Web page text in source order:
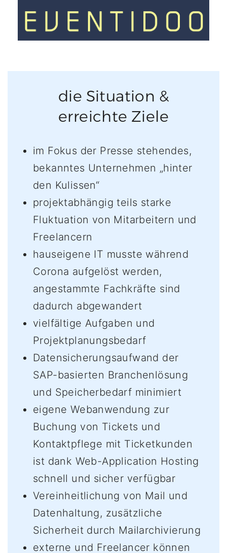
die Situation &
erreichte Ziele
im Fokus der Presse stehendes,
bekanntes Unternehmen „hinter
den Kulissen“
projektabhängig teils starke
Fluktuation von Mitarbeitern und
Freelancern
hauseigene IT musste während
Corona aufgelöst werden,
angestammte Fachkräfte sind
dadurch abgewandert
vielfältige Aufgaben und
Projektplanungsbedarf
Datensicherungsaufwand der
SAP-basierten Branchenlösung
und Speicherbedarf minimiert
eigene Webanwendung zur
Buchung von Tickets und
Kontaktpflege mit Ticketkunden
ist dank Web-Application Hosting
schnell und sicher verfügbar
Vereinheitlichung von Mail und
Datenhaltung, zusätzliche
Sicherheit durch Mailarchivierung
externe und Freelancer können